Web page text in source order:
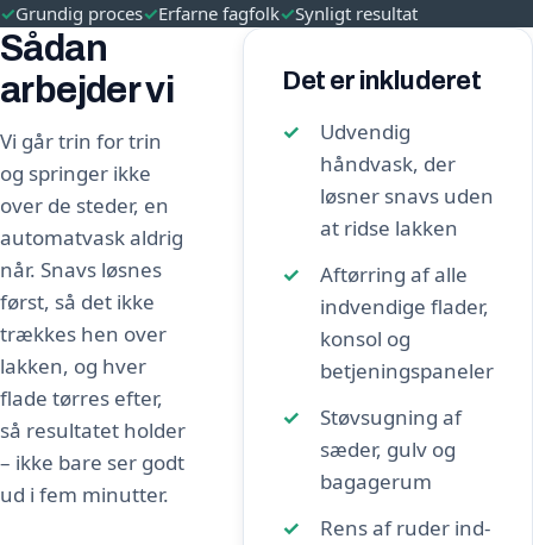
✓Grundig proces✓Erfarne fagfolk✓Synligt resultat
Sådan
arbejder vi
Vi går trin for trin
og springer ikke
over de steder, en
automatvask aldrig
når. Snavs løsnes
først, så det ikke
trækkes hen over
lakken, og hver
flade tørres efter,
så resultatet holder
– ikke bare ser godt
ud i fem minutter.
Det er inkluderet
Udvendig
håndvask, der
løsner snavs uden
at ridse lakken
Aftørring af alle
indvendige flader,
konsol og
betjeningspaneler
Støvsugning af
sæder, gulv og
bagagerum
Rens af ruder ind-